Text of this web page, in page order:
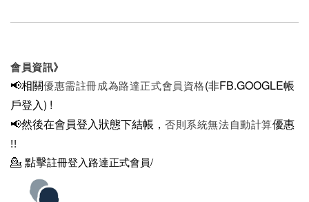
會員資訊》
📢相關優惠需註冊成為路達正式會員資格(非FB.GOOGLE帳
戶登入) !
📢然後在會員登入狀態下結帳， 否則系統無法自動計算優惠
!!
💁 點擊註冊登入路達正式會員/